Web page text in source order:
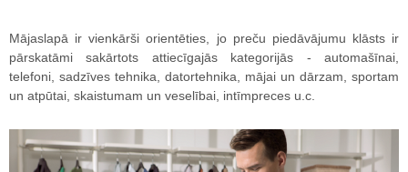
Mājaslapā ir vienkārši orientēties, jo preču piedāvājumu klāsts ir
pārskatāmi sakārtots attiecīgajās kategorijās - automašīnai,
telefoni, sadzīves tehnika, datortehnika, mājai un dārzam, sportam
un atpūtai, skaistumam un veselībai, intīmpreces u.c.